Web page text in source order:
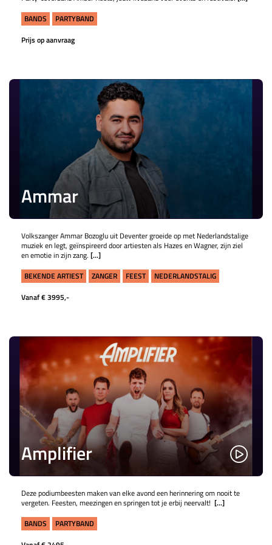
BANDS
PARTYBAND
Prijs op aanvraag
Ammar
Volkszanger Ammar Bozoglu uit Deventer groeide op met Nederlandstalige
muziek en legt, geïnspireerd door artiesten als Hazes en Wagner, zijn ziel
en emotie in zijn zang. [...]
BEKENDE ARTIEST
ZANGER FEEST
NEDERLANDSTALIG
Vanaf € 3995,-
Amplifier
Deze podiumbeesten maken van elke avond een herinnering om nooit te
vergeten. Feesten, meezingen en springen tot je erbij neervalt! [...]
BANDS
PARTYBAND